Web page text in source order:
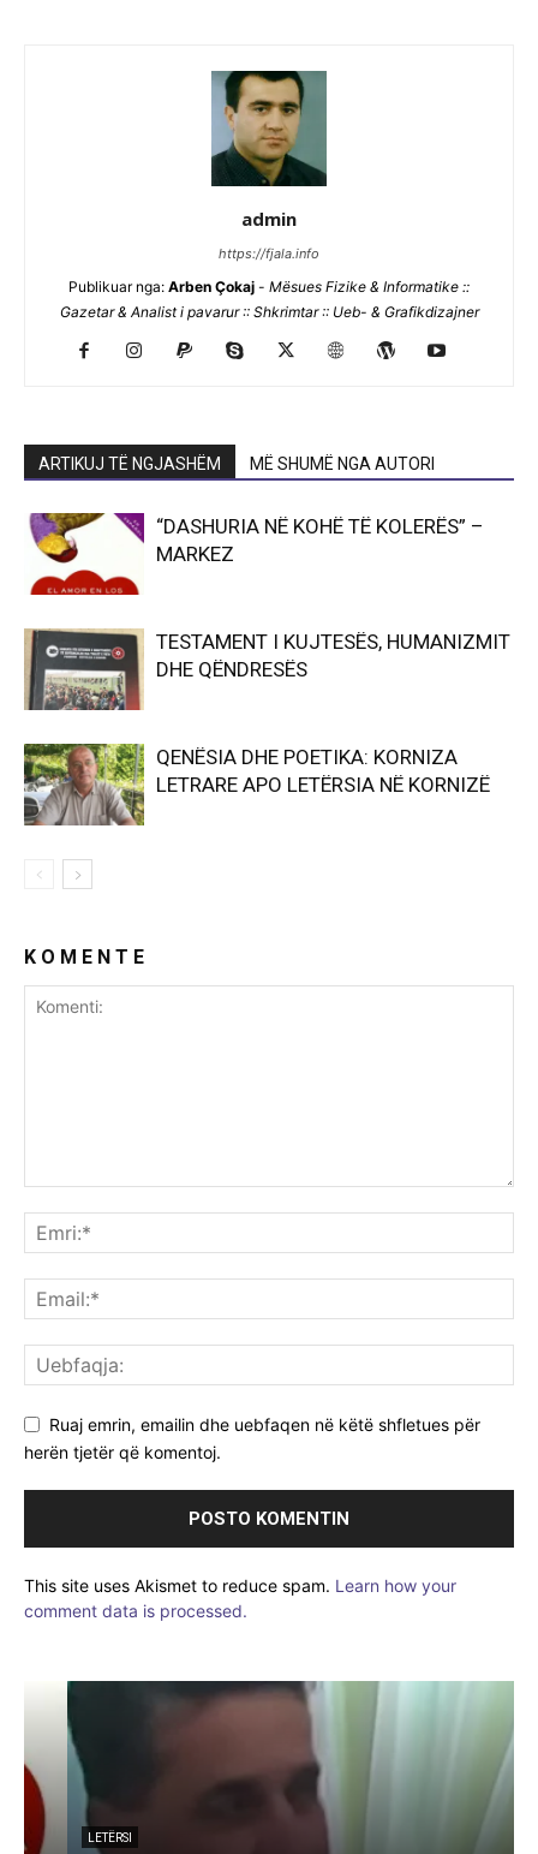
admin
https://fjala.info
Publikuar nga: Arben Çokaj - Mësues Fizike & Informatike ::
Gazetar & Analist i pavarur :: Shkrimtar :: Ueb- & Grafikdizajner
ARTIKUJ TË NGJASHËM MË SHUMË NGA AUTORI
“DASHURIA NË KOHË TË KOLERËS” –
MARKEZ
TESTAMENT I KUJTESËS, HUMANIZMIT
DHE QËNDRESËS
QENËSIA DHE POETIKA: KORNIZA
LETRARE APO LETËRSIA NË KORNIZË
K O M E N T E
Ruaj emrin, emailin dhe uebfaqen në këtë shfletues për
herën tjetër që komentoj.
This site uses Akismet to reduce spam. Learn how your
comment data is processed.